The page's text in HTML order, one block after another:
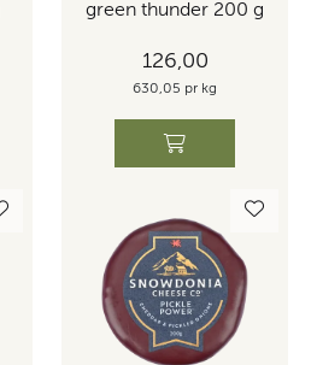
green thunder 200 g
126,00
630,05 pr kg